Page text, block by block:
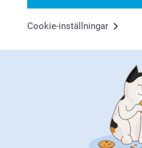
Cookie-inställningar
Registrera dig
Ange din e-postadress här